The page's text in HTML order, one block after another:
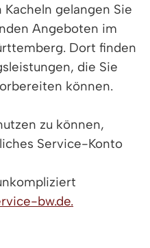
gelangen Sie
Angeboten im
Dort finden
die Sie
können.
zu können,
Service-Konto
bw.de.